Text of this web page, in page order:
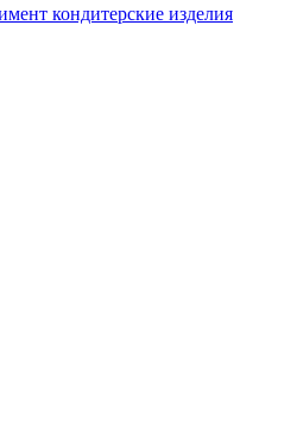
кондитерские изделия